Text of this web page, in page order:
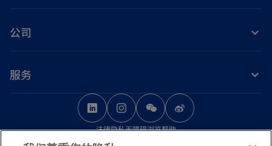
公司
服务
o
p
e
o
p
e
o
e
法律隐私无障碍浏览帮助